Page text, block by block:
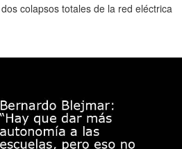
colapsos totales de la red eléctrica